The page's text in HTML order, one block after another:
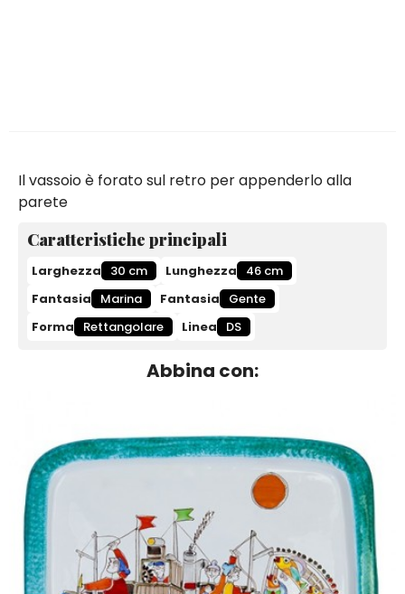
Il vassoio è forato sul retro per appenderlo alla
parete
Caratteristiche principali
Larghezza 30 cm Lunghezza
46 cm
Fantasia
Marina Fantasia
Gente
Forma
Rettangolare Linea DS
Abbina con: